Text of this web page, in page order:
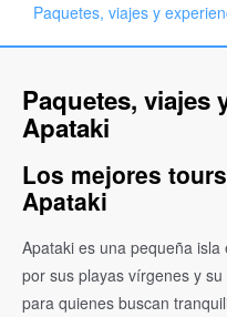
Paquetes, viajes y
Paquetes, viajes
Apataki
Los mejores
Apataki
Apataki es una pequeña
por sus playas vírgenes y
para quienes buscan